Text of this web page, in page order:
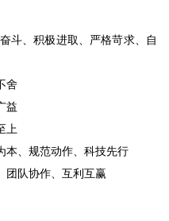
斗、积极进取、严格苛求、自
舍
益
上
、规范动作、科技先行
团队协作、互利互赢